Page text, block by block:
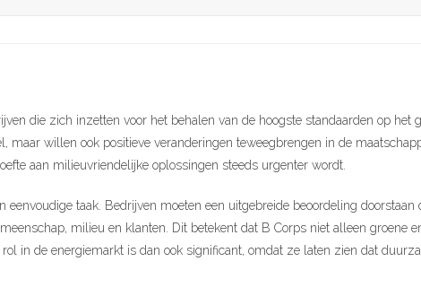
die zich inzetten voor het behalen van de hoogste standaarden op het
maar willen ook positieve veranderingen teweegbrengen in de
aan milieuvriendelijke oplossingen steeds urgenter wordt.
eenvoudige taak. Bedrijven moeten een uitgebreide beoordeling
milieu en klanten. Dit betekent dat B Corps niet alleen groene
in de energiemarkt is dan ook significant, omdat ze laten zien dat